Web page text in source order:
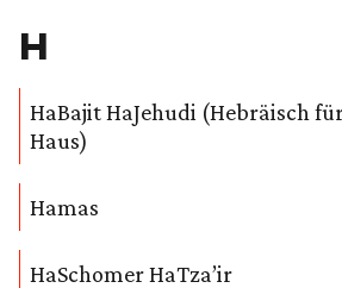
H
HaBajit HaJehudi (Hebräisch
Haus)
Hamas
HaSchomer HaTza’ir